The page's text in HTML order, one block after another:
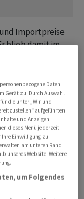
Importpreise
blieb damit im
sich im
zum Vorjahr
den leichten
Prozent
Erdöl und Erdgas,
derweil
Textilien.
um
Daten
Gerät zu. Durch Auswahl
die unter „Wir und
aufgeführten
und Anzeigen
dieses Menü jederzeit
Einwilligung zu
am unteren Rand
unseres Website. Weitere
um Folgendes